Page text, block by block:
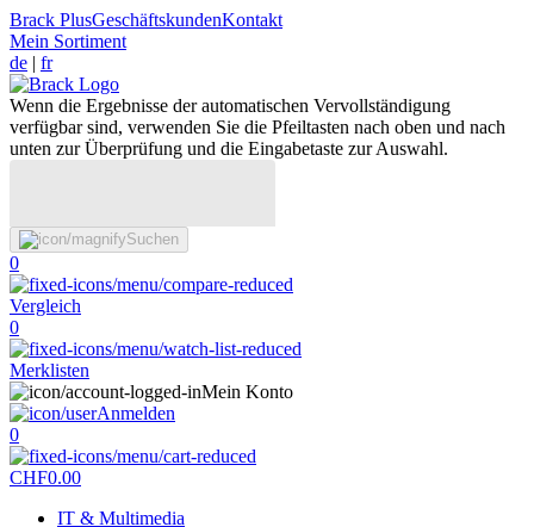
Brack PlusGeschäftskundenKontakt
Mein Sortiment
de | fr
Wenn die Ergebnisse der automatischen Vervollständigung
verfügbar sind, verwenden Sie die Pfeiltasten nach oben und nach
unten zur Überprüfung und die Eingabetaste zur Auswahl.
Suchen
0
Vergleich
0
Merklisten
Mein Konto
Anmelden
0
CHF0.00
IT & Multimedia